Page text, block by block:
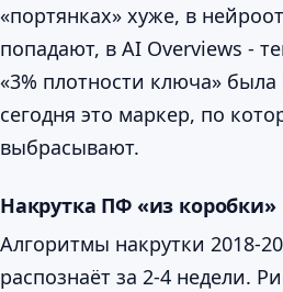
«портянках» хуже, в
попадают, в AI Overviews -
«3% плотности ключа»
сегодня это маркер, по
выбрасывают.
Накрутка ПФ «из коробки»
Алгоритмы накрутки 2018-
распознаёт за 2-4 недели.